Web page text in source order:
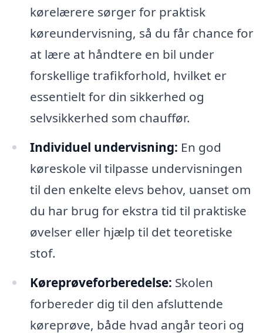
kørelærere sørger for praktisk
køreundervisning, så du får chance for
at lære at håndtere en bil under
forskellige trafikforhold, hvilket er
essentielt for din sikkerhed og
selvsikkerhed som chauffør.
Individuel undervisning: En god
køreskole vil tilpasse undervisningen
til den enkelte elevs behov, uanset om
du har brug for ekstra tid til praktiske
øvelser eller hjælp til det teoretiske
stof.
Køreprøveforberedelse: Skolen
forbereder dig til den afsluttende
køreprøve, både hvad angår teori og